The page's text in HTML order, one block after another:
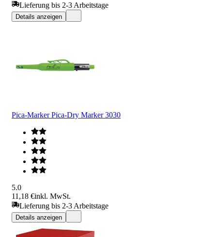
Lieferung bis 2-3 Arbeitstage
Details anzeigen
Pica-Marker Pica-Dry Marker 3030
5.0
11,18 €inkl. MwSt.
Lieferung bis 2-3 Arbeitstage
Details anzeigen